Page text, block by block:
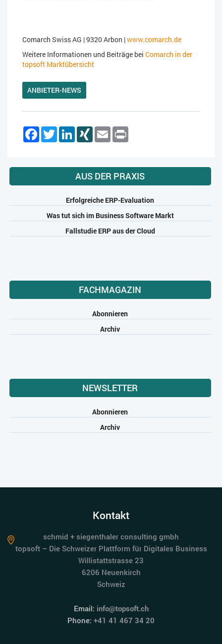
Comarch Swiss AG | 9320 Arbon |www.comarch.de
Weitere Informationen und Beiträge bei Comarch in der
topsoft Marktübersicht
ANBIETER-NEWS
FacebookTwitterLinkedInXING Email
AUS DER PRAXIS
Erfolgreiche ERP-Evaluation
Was tut sich im Business Software Markt
Fallstudie ERP aus der Cloud
FACHMAGAZIN
Abonnieren
Archiv
NEWSLETTER
Abonnieren
Archiv
Kontakt
schmid + siegenthaler consulting gmbh
topsoft – Die Schweizer Plattform für Digitales Business
Willistattstrasse 23
6206 Neuenkirch
Schweiz
Email: info@topsoft.ch
Phone: +41 41 467 34 20